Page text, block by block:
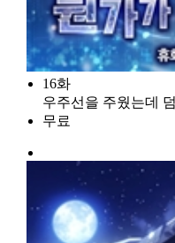
16화
우주선을 주웠는데
무료